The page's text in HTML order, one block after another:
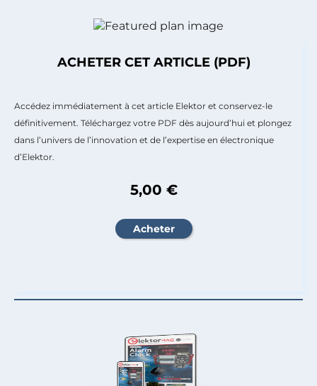
ACHETER CET ARTICLE (PDF)
Accédez immédiatement à cet article Elektor et conservez-le
définitivement. Téléchargez votre PDF dès aujourd’hui et plongez
dans l’univers de l’innovation et de l’expertise en électronique
d’Elektor.
5,00 €